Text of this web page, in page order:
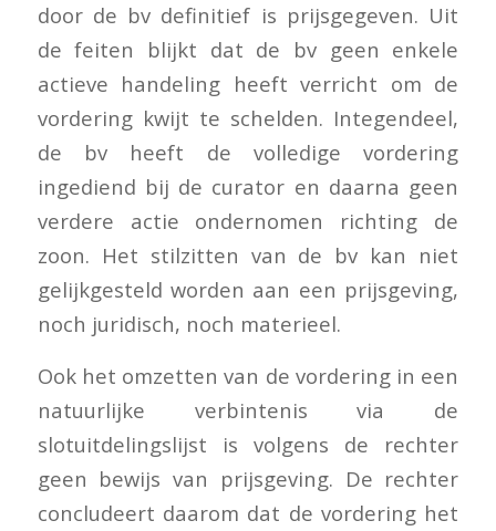
door de bv definitief is prijsgegeven. Uit
de feiten blijkt dat de bv geen enkele
actieve handeling heeft verricht om de
vordering kwijt te schelden. Integendeel,
de bv heeft de volledige vordering
ingediend bij de curator en daarna geen
verdere actie ondernomen richting de
zoon. Het stilzitten van de bv kan niet
gelijkgesteld worden aan een prijsgeving,
noch juridisch, noch materieel.
Ook het omzetten van de vordering in een
natuurlijke verbintenis via de
slotuitdelingslijst is volgens de rechter
geen bewijs van prijsgeving. De rechter
concludeert daarom dat de vordering het